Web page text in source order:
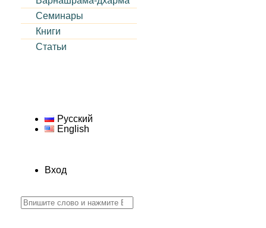
Семинары
Книги
Статьи
Русский
English
Вход
Search
for: